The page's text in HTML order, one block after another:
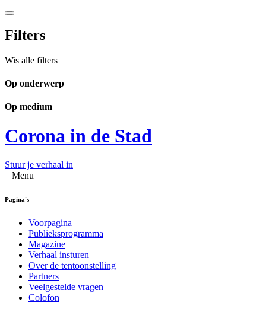
Filters
Wis alle filters
Op onderwerp
Op medium
Corona in de Stad
Stuur je verhaal in
Menu
Pagina's
Voorpagina
Publieksprogramma
Magazine
Verhaal insturen
Over de tentoonstelling
Partners
Veelgestelde vragen
Colofon